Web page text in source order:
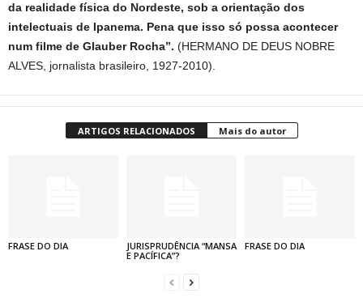
da realidade física do Nordeste, sob a orientação dos
intelectuais de Ipanema. Pena que isso só possa acontecer
num filme de Glauber Rocha”. (HERMANO DE DEUS NOBRE
ALVES, jornalista brasileiro, 1927-2010).
ARTIGOS RELACIONADOS Mais do autor
FRASE DO DIA
JURISPRUDÊNCIA “MANSA
E PACÍFICA”?
FRASE DO DIA